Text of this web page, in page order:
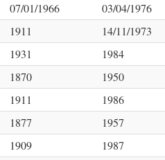
07/01/1966 03/04/1976
1911 14/11/1973
1931 1984
1870 1950
1911 1986
1877 1957
1909 1987